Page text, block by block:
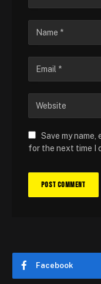
Save my name,
for the next time I
Facebook